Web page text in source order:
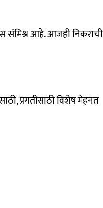
संमिश्र आहे. आजही निकराची
प्रगतीसाठी विशेष मेहनत